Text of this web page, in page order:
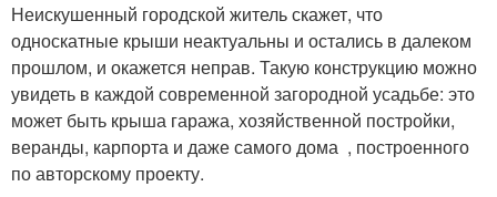
Неискушенный городской житель скажет, что
односкатные крыши неактуальны и остались в далеком
прошлом, и окажется неправ. Такую конструкцию можно
увидеть в каждой современной загородной усадьбе: это
может быть крыша гаража, хозяйственной постройки,
веранды, карпорта и даже самого дома , построенного
по авторскому проекту.